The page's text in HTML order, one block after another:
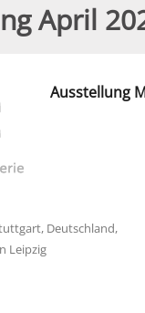
April
Ausstellung
Deutschland,
Leipzig